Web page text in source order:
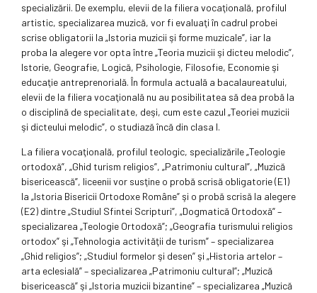
specializării. De exemplu, elevii de la filiera vocaţională, profilul
artistic, specializarea muzică, vor fi evaluaţi în cadrul probei
scrise obligatorii la „Istoria muzicii şi forme muzicale”, iar la
proba la alegere vor opta între „Teoria muzicii şi dicteu melodic”,
Istorie, Geografie, Logică, Psihologie, Filosofie, Economie şi
educaţie antreprenorială. În formula actuală a bacalaureatului,
elevii de la filiera vocaţională nu au posibilitatea să dea probă la
o disciplină de specialitate, deşi, cum este cazul „Teoriei muzicii
şi dicteului melodic”, o studiază încă din clasa I.
La filiera vocaţională, profilul teologic, specializările „Teologie
ortodoxă”, „Ghid turism religios”, „Patrimoniu cultural”, „Muzică
bisericească”, liceenii vor susţine o probă scrisă obligatorie (E1)
la „Istoria Bisericii Ortodoxe Române” şi o probă scrisă la alegere
(E2) dintre „Studiul Sfintei Scripturi”, „Dogmatică Ortodoxă” –
specializarea „Teologie Ortodoxă”; „Geografía turismului religios
ortodox” şi „Tehnologia activităţii de turism” – specializarea
„Ghid religios”; „Studiul formelor şi desen” şi „Historia artelor –
arta eclesială” – specializarea „Patrimoniu cultural”; „Muzică
bisericească” şi „Istoria muzicii bizantine” – specializarea „Muzică